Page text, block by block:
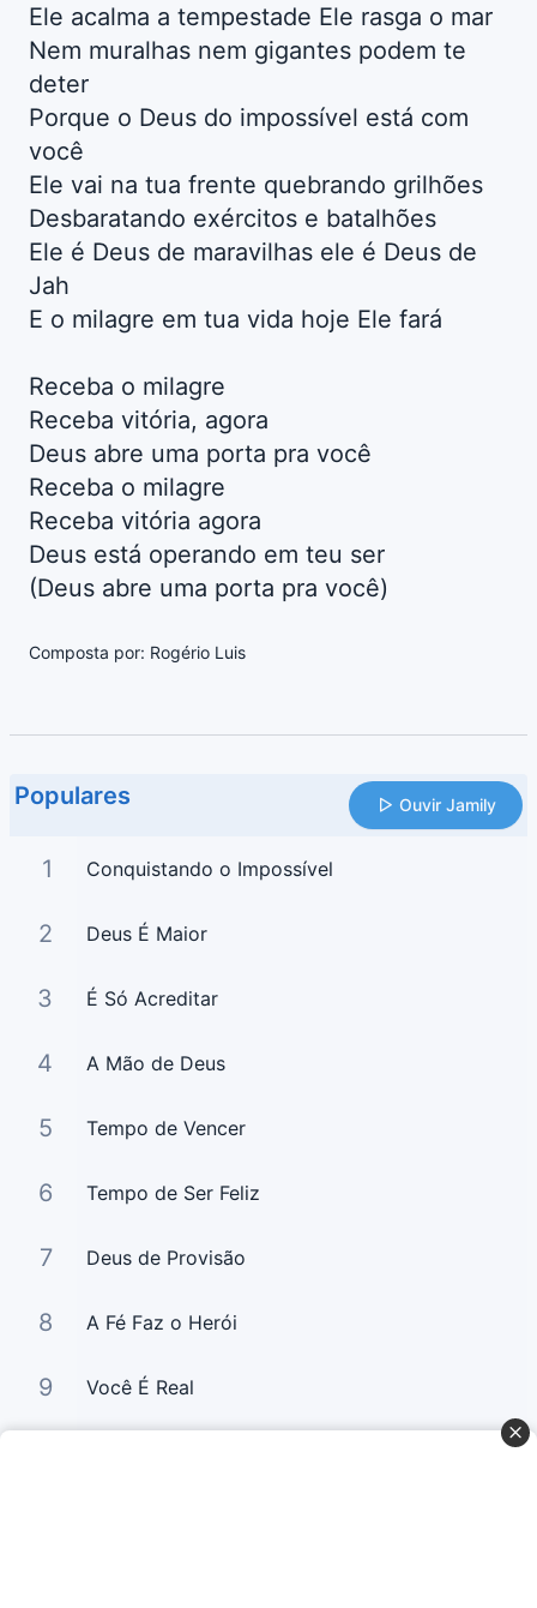
Ele acalma a tempestade Ele rasga o mar
Nem muralhas nem gigantes podem te
deter
Porque o Deus do impossível está com
você
Ele vai na tua frente quebrando grilhões
Desbaratando exércitos e batalhões
Ele é Deus de maravilhas ele é Deus de
Jah
E o milagre em tua vida hoje Ele fará
Receba o milagre
Receba vitória, agora
Deus abre uma porta pra você
Receba o milagre
Receba vitória agora
Deus está operando em teu ser
(Deus abre uma porta pra você)
Composta por: Rogério Luis
Populares Ouvir Jamily
1 Conquistando o Impossível
2 Deus É Maior
3 É Só Acreditar
4 A Mão de Deus
5 Tempo de Vencer
6 Tempo de Ser Feliz
7 Deus de Provisão
8 A Fé Faz o Herói
9 Você É Real